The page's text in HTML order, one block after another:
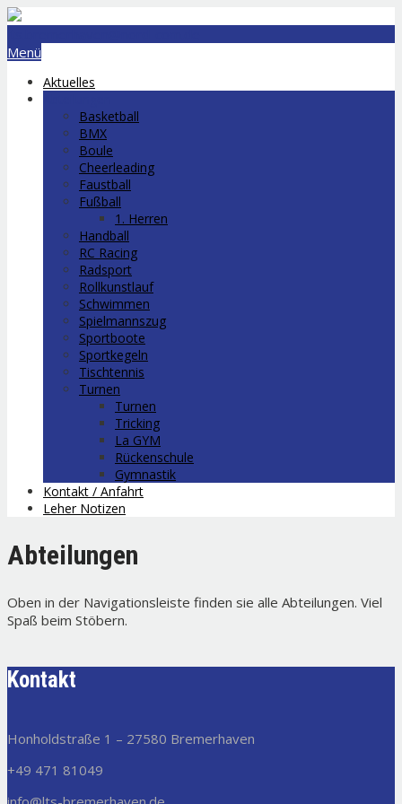
Menü
Aktuelles
Basketball
BMX
Boule
Cheerleading
Faustball
Fußball
1. Herren
Handball
RC Racing
Radsport
Rollkunstlauf
Schwimmen
Spielmannszug
Sportboote
Sportkegeln
Tischtennis
Turnen
Turnen
Tricking
La GYM
Rückenschule
Gymnastik
Kontakt / Anfahrt
Leher Notizen
Abteilungen
Oben in der Navigationsleiste finden sie alle Abteilungen. Viel
Spaß beim Stöbern.
Kontakt
Honholdstraße 1 – 27580 Bremerhaven
+49 471 81049